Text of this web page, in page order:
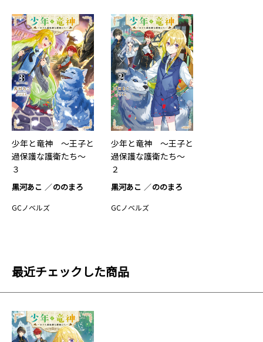
少年と竜神 ～王子と
過保護な護衛たち～
３
黒河あこ ののまろ
GCノベルズ
少年と竜神 ～王子と
過保護な護衛たち～
２
黒河あこ ののまろ
GCノベルズ
最近チェックした商品